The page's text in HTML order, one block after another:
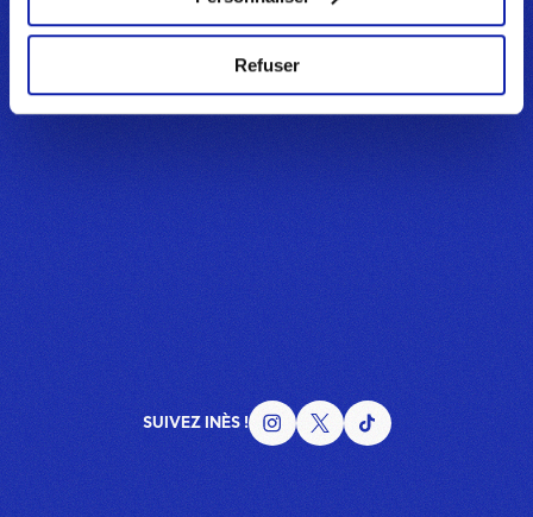
rendant sur la pageDonnées Personnellesà tout
Refuser
SUIVEZ INÈS !